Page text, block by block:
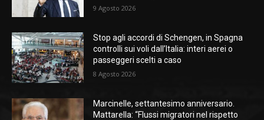
9 Agosto 2026
Stop agli accordi di Schengen, in Spagna
controlli sui voli dall’Italia: interi aerei o
passeggeri scelti a caso
8 Agosto 2026
Marcinelle, settantesimo anniversario.
Mattarella: “Flussi migratori nel rispetto